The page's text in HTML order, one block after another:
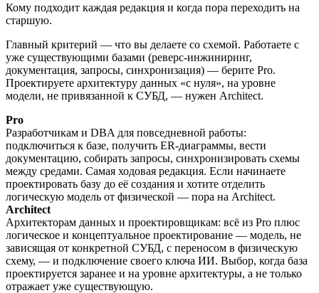
Кому подходит каждая редакция и когда пора переходить на
старшую.
Главный критерий — что вы делаете со схемой. Работаете с
уже существующими базами (реверс-инжиниринг,
документация, запросы, синхронизация) — берите Pro.
Проектируете архитектуру данных «с нуля», на уровне
модели, не привязанной к СУБД, — нужен Architect.
Pro
Разработчикам и DBA для повседневной работы:
подключиться к базе, получить ER-диаграммы, вести
документацию, собирать запросы, синхронизировать схемы
между средами. Самая ходовая редакция. Если начинаете
проектировать базу до её создания и хотите отделить
логическую модель от физической — пора на Architect.
Architect
Архитекторам данных и проектировщикам: всё из Pro плюс
логическое и концептуальное проектирование — модель, не
зависящая от конкретной СУБД, с переносом в физическую
схему, — и подключение своего ключа ИИ. Выбор, когда база
проектируется заранее и на уровне архитектуры, а не только
отражает уже существующую.